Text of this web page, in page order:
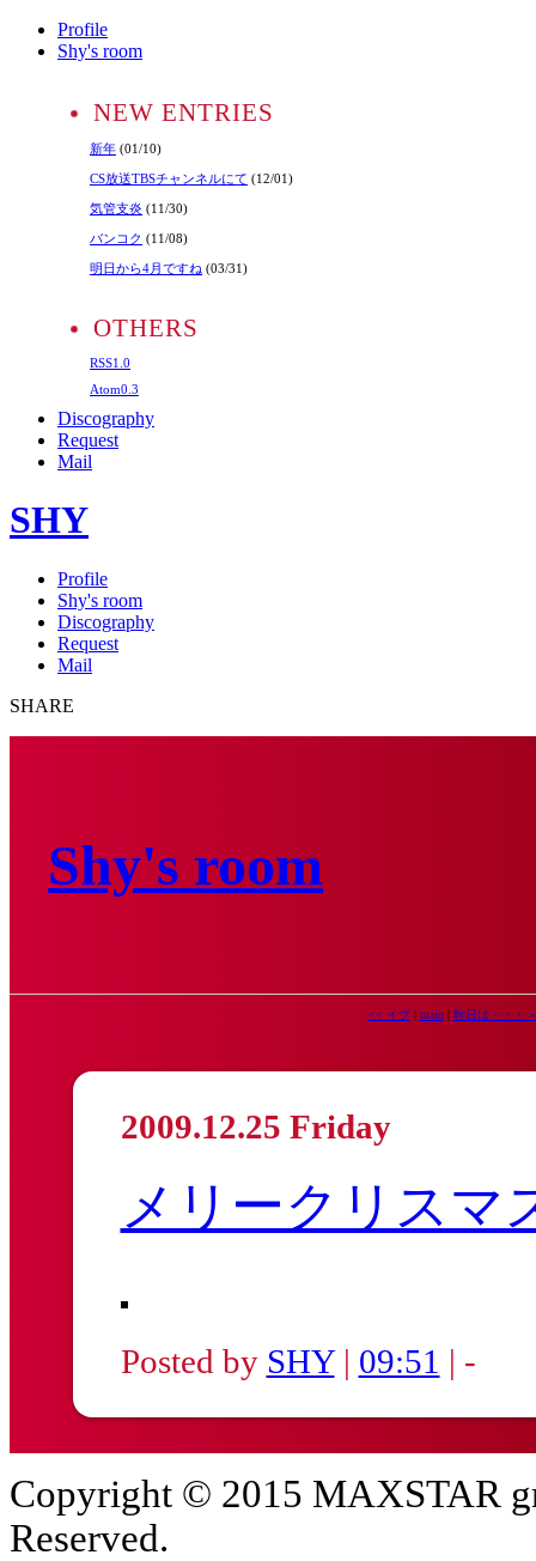
Profile
Shy's room
NEW ENTRIES
新年 (01/10)
CS放送TBSチャンネルにて (12/01)
気管支炎 (11/30)
バンコク (11/08)
明日から4月ですね (03/31)
OTHERS
RSS1.0
Atom0.3
Discography
Request
Mail
SHY
Profile
Shy's room
Discography
Request
Mail
SHARE
Shy's room
<< イブ| main| 昨日は・・・
2009.12.25 Friday
メリークリスマ
Posted by SHY| 09:51 | -
Copyright © 2015 MAXSTAR
Reserved.